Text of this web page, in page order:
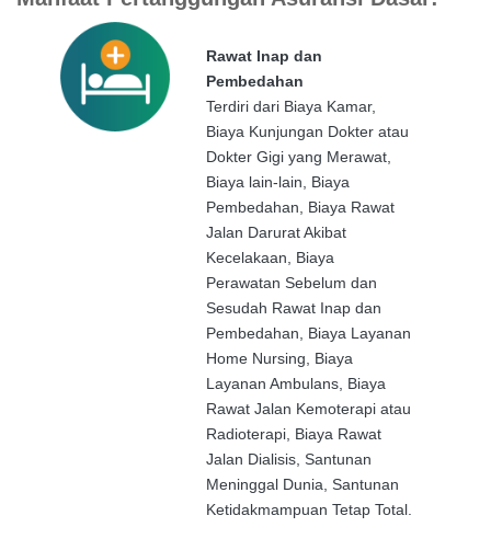
Rawat Inap dan
Pembedahan
Terdiri dari Biaya Kamar,
Biaya Kunjungan Dokter atau
Dokter Gigi yang Merawat,
Biaya lain-lain, Biaya
Pembedahan, Biaya Rawat
Jalan Darurat Akibat
Kecelakaan, Biaya
Perawatan Sebelum dan
Sesudah Rawat Inap dan
Pembedahan, Biaya Layanan
Home Nursing, Biaya
Layanan Ambulans, Biaya
Rawat Jalan Kemoterapi atau
Radioterapi, Biaya Rawat
Jalan Dialisis, Santunan
Meninggal Dunia, Santunan
Ketidakmampuan Tetap Total.